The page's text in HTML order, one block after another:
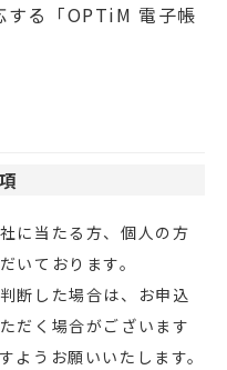
する「OPTiM 電子帳
に当たる方、個人の方
いております。
断した場合は、お申込
だく場合がございます
ようお願いいたします。